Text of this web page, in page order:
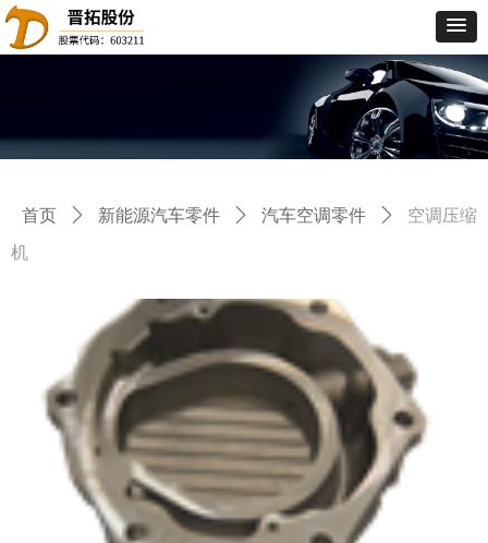
首页 ꄲ 新能源汽车零件 ꄲ 汽车空调零件 ꄲ
空调压缩
机